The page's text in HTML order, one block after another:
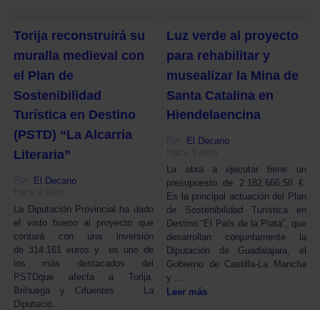
Torija reconstruirá su
muralla medieval con
el Plan de
Sostenibilidad
Turística en Destino
(PSTD) “La Alcarria
Literaria”
El Decano
La Diputación Provincial ha dado
el visto bueno al proyecto que
contará con una inversión
de 314.161 euros y es uno de
los más destacados del
PSTDque afecta a Torija,
Brihuega y Cifuentes La
Diputació...
Luz verde al proyecto
para rehabilitar y
musealizar la Mina de
Santa Catalina en
Hiendelaencina
El Decano
La obra a ejecutar tiene un
presupuesto de 2.182.666,58 €.
Es la principal actuación del Plan
de Sostenibilidad Turística en
Destino “El País de la Plata”, que
desarrollan conjuntamente la
Diputación de Guadalajara, el
Gobierno de Castilla-La Mancha
y ...
Leer más